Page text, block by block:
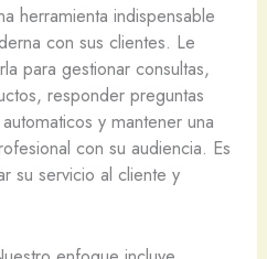
herramienta indispensable
con sus clientes. Le
para gestionar consultas,
responder preguntas
y mantener una
con su audiencia. Es
su servicio al cliente y